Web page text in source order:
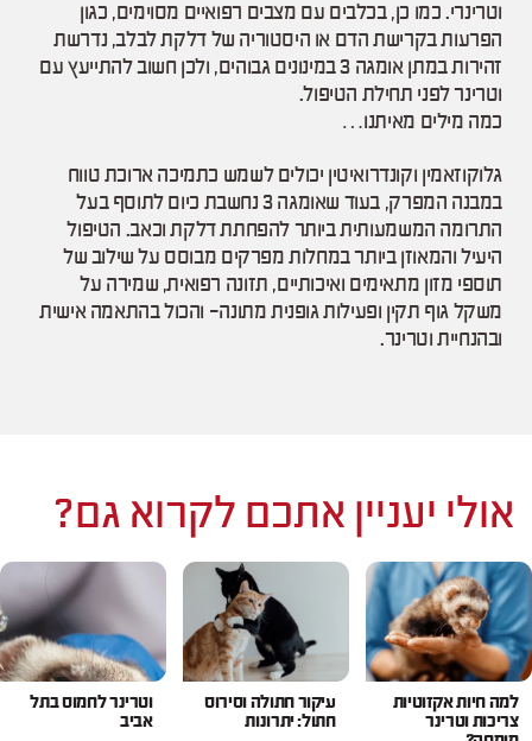
וטרינרי. כמו כן, בכלבים עם מצבים רפואיים מסוימים, כגון
הפרעות בקרישת הדם או היסטוריה של דלקת לבלב, נדרשת
זהירות במתן אומגה 3 במינונים גבוהים, ולכן חשוב להתייעץ עם
וטרינר לפני תחילת הטיפול.
כמה מילים מאיתנו…
גלוקוזאמין וקונדרואיטין יכולים לשמש כתמיכה ארוכת טווח
במבנה המפרק, בעוד שאומגה 3 נחשבת כיום לתוסף בעל
התרומה המשמעותית ביותר להפחתת דלקת וכאב. הטיפול
היעיל והמאוזן ביותר במחלות מפרקים מבוסס על שילוב של
תוספי מזון מתאימים ואיכותיים, תזונה רפואית, שמירה על
משקל גוף תקין ופעילות גופנית מתונה- והכול בהתאמה אישית
ובהנחיית וטרינר.
אולי יעניין אתכם לקרוא גם?
למה חיות אקזוטיות
צריכות וטרינר
עיקור חתולה וסירוס
חתול: יתרונות
וטרינר לחמוס בתל
אביב